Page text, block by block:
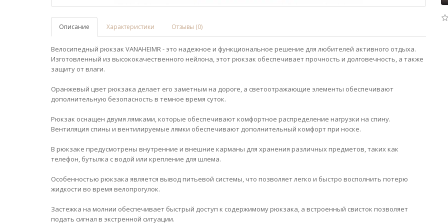
Описание Характеристики Отзывы (0)
Велосипедный рюкзак VANAHEIMR - это надежное и функциональное решение для любителей активного отдыха.
Изготовленный из высококачественного нейлона, этот рюкзак обеспечивает прочность и долговечность, а также
защиту от влаги.
Оранжевый цвет рюкзака делает его заметным на дороге, а светоотражающие элементы обеспечивают
дополнительную безопасность в темное время суток.
Рюкзак оснащен двумя лямками, которые обеспечивают комфортное распределение нагрузки на спину.
Вентиляция спины и вентилируемые лямки обеспечивают дополнительный комфорт при носке.
В рюкзаке предусмотрены внутренние и внешние карманы для хранения различных предметов, таких как
телефон, бутылка с водой или крепление для шлема.
Особенностью рюкзака является вывод питьевой системы, что позволяет легко и быстро восполнить потерю
жидкости во время велопрогулок.
Застежка на молнии обеспечивает быстрый доступ к содержимому рюкзака, а встроенный свисток позволяет
подать сигнал в экстренной ситуации.